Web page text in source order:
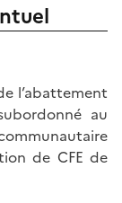
l’abattement
au
de CFE de